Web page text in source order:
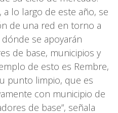
a lo largo de este año, se
de una red en torno a
se apoyarán
de base, municipios y
de esto es Rembre,
punto limpio, que es
con municipio de
de base”, señala